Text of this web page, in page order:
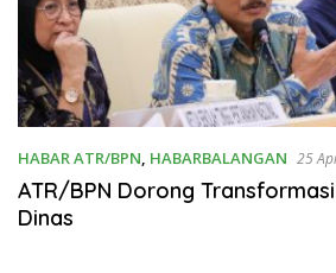
HABAR ATR/BPN, HABARBALANGAN 25
ATR/BPN Dorong
Dinas